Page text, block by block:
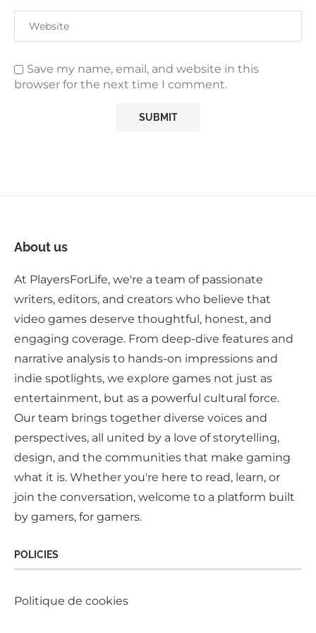
Save my name, email, and website in this
browser for the next time I comment.
About us
At PlayersForLife, we're a team of passionate
writers, editors, and creators who believe that
video games deserve thoughtful, honest, and
engaging coverage. From deep-dive features and
narrative analysis to hands-on impressions and
indie spotlights, we explore games not just as
entertainment, but as a powerful cultural force.
Our team brings together diverse voices and
perspectives, all united by a love of storytelling,
design, and the communities that make gaming
what it is. Whether you're here to read, learn, or
join the conversation, welcome to a platform built
by gamers, for gamers.
POLICIES
Politique de cookies